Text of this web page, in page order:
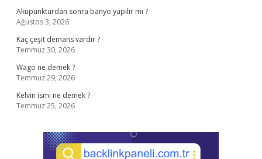
Akupunkturdan sonra banyo yapılır mı ?
Ağustos 3, 2026
Kaç çeşit demans vardır ?
Temmuz 30, 2026
Wago ne demek ?
Temmuz 29, 2026
Kelvin ismi ne demek ?
Temmuz 25, 2026